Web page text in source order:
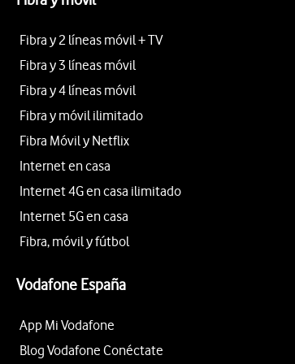
Fibra y 2 líneas móvil + TV
Fibra y 3 líneas móvil
Fibra y 4 líneas móvil
Fibra y móvil ilimitado
Fibra Móvil y Netflix
Internet en casa
Internet 4G en casa ilimitado
Internet 5G en casa
Fibra, móvil y fútbol
Vodafone España
App Mi Vodafone
Blog Vodafone Conéctate